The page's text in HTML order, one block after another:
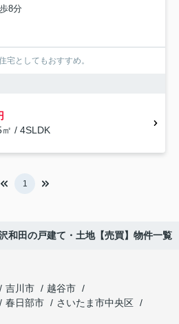
8分
宅としてもおすすめ。
/ 4SLDK
1
和田の戸建て・土地【売買】物件一覧
吉川市
越谷市
春日部市
さいたま市中央区